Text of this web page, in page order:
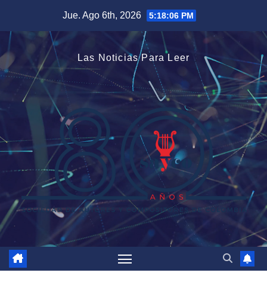
contenido
Jue. Ago 6th, 2026 5:18:08 PM
Las Noticias Para Leer